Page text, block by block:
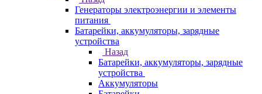
Генераторы электроэнергии и элементы
питания
Батарейки, аккумуляторы, зарядные
устройства
Назад
Батарейки, аккумуляторы, зарядные
устройства
Аккумуляторы